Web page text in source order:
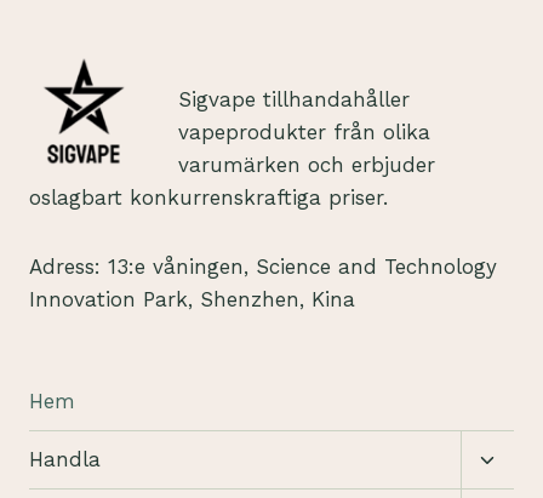
Sigvape tillhandahåller
vapeprodukter från olika
varumärken och erbjuder
oslagbart konkurrenskraftiga priser.
Adress: 13:e våningen, Science and Technology
Innovation Park, Shenzhen, Kina
Hem
Handla
Växla